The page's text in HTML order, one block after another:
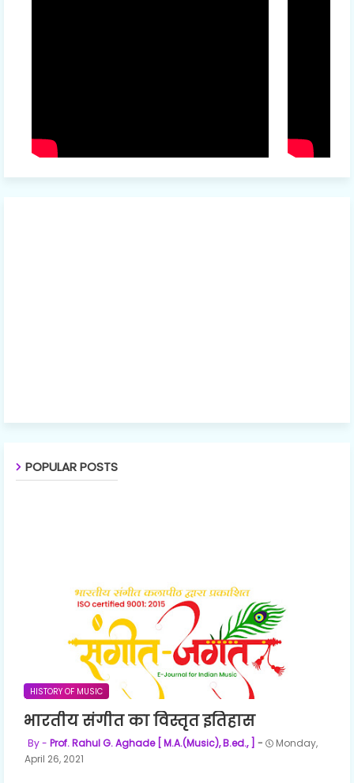
POPULAR POSTS
HISTORY OF MUSIC
भारतीय संगीत का विस्तृत इतिहास
Prof. Rahul G. Aghade [ M.A.(Music), B.ed., ]
Monday,
April 26, 2021